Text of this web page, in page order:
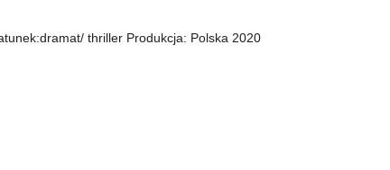
thriller Produkcja: Polska 2020